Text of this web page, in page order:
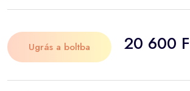
Ugrás a boltba 20 600